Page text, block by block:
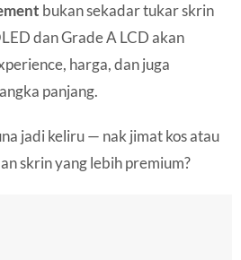
bukan sekadar tukar skrin
dan Grade A LCD akan
harga, dan juga
panjang.
jadi keliru — nak jimat kos atau
skrin yang lebih premium?